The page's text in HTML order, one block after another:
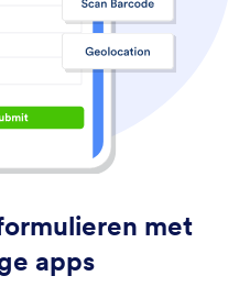
met
apps